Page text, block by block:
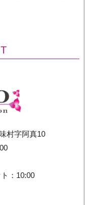
村字阿真10
：10:00